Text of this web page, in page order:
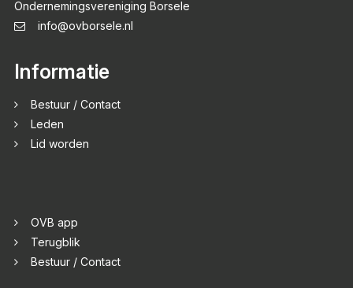
Ondernemingsvereniging Borsele
info@ovborsele.nl
Informatie
Bestuur / Contact
Leden
Lid worden
OVB app
Terugblik
Bestuur / Contact